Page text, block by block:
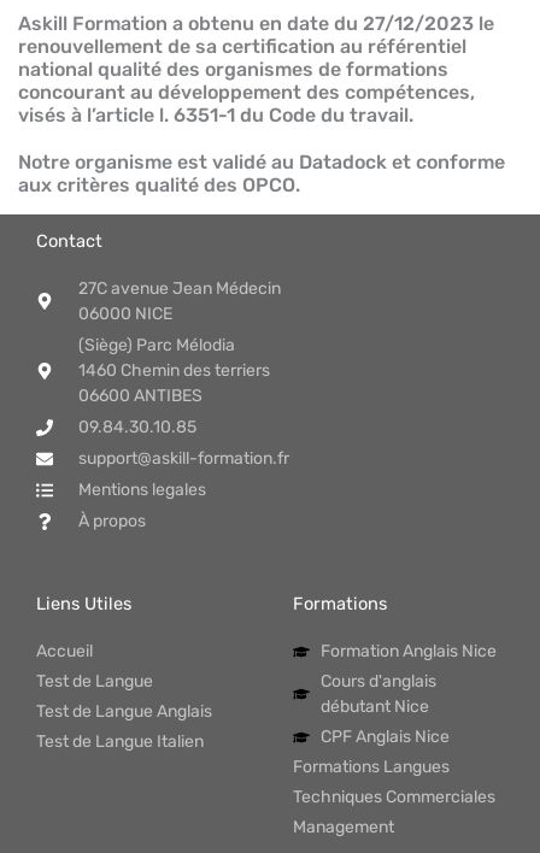
Askill Formation a obtenu en date du 27/12/2023 le
renouvellement de sa certification au référentiel
national qualité des organismes de formations
concourant au développement des compétences,
visés à l’article l. 6351-1 du Code du travail.
Notre organisme est validé au Datadock et conforme
aux critères qualité des OPCO.
Contact
27C avenue Jean Médecin
06000 NICE
(Siège) Parc Mélodia
1460 Chemin des terriers
06600 ANTIBES
09.84.30.10.85
support@askill-formation.fr
Mentions legales
À propos
Liens Utiles
Accueil
Test de Langue
Test de Langue Anglais
Test de Langue Italien
Formations
Formation Anglais Nice
Cours d'anglais
débutant Nice
CPF Anglais Nice
Formations Langues
Techniques Commerciales
Management